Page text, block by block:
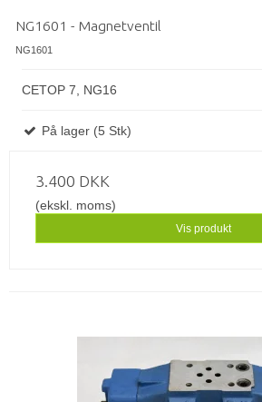
NG1601 - Magnetventil
NG1601
CETOP 7, NG16
På lager (5 Stk)
3.400 DKK
(ekskl. moms)
Vis produkt